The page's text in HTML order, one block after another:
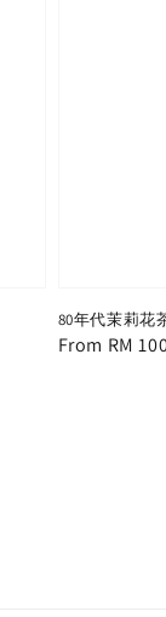
80年代茉莉花
Regular
From RM